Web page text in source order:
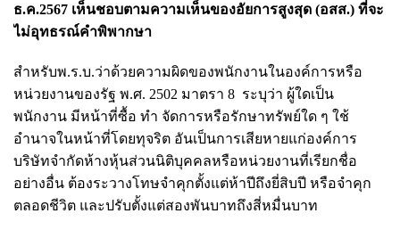
ธ.ค.2567 เห็นชอบตามความเห็นของอัยการสูงสุด (อสส.) ที่จะ
ไม่อุทธรณ์คำพิพากษา
สำหรับพ.ร.บ.ว่าด้วยความผิดของพนักงานในองค์การหรือ
หน่วยงานของรัฐ พ.ศ. 2502 มาตรา 8 ระบุว่า ผู้ใดเป็น
พนักงาน มีหน้าที่ซื้อ ทำ จัดการหรือรักษาทรัพย์ใด ๆ ใช้
อำนาจในหน้าที่โดยทุจริต อันเป็นการเสียหายแก่องค์การ
บริษัทจำกัดห้างหุ้นส่วนนิติบุคคลหรือหน่วยงานที่เรียกชื่อ
อย่างอื่น ต้องระวางโทษจำคุกตั้งแต่ห้าปีถึงยี่สิบปี หรือจำคุก
ตลอดชีวิต และปรับตั้งแต่สองพันบาทถึงสี่หมื่นบาท